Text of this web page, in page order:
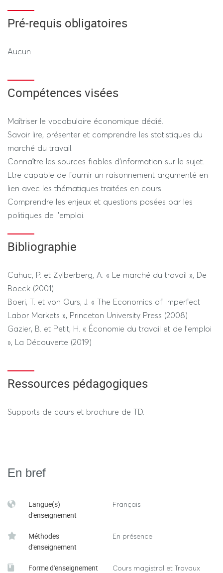
Pré-requis obligatoires
Aucun
Compétences visées
Maîtriser le vocabulaire économique dédié.
Savoir lire, présenter et comprendre les statistiques du
marché du travail.
Connaître les sources fiables d’information sur le sujet.
Etre capable de fournir un raisonnement argumenté en
lien avec les thématiques traitées en cours.
Comprendre les enjeux et questions posées par les
politiques de l’emploi.
Bibliographie
Cahuc, P. et Zylberberg, A. « Le marché du travail », De
Boeck (2001)
Boeri, T. et von Ours, J. « The Economics of Imperfect
Labor Markets », Princeton University Press (2008)
Gazier, B. et Petit, H. « Économie du travail et de l’emploi
», La Découverte (2019)
Ressources pédagogiques
Supports de cours et brochure de TD.
En bref
Langue(s)
d'enseignement
Français
Méthodes
d'enseignement
En présence
Forme d'enseignement
Cours magistral et Travaux